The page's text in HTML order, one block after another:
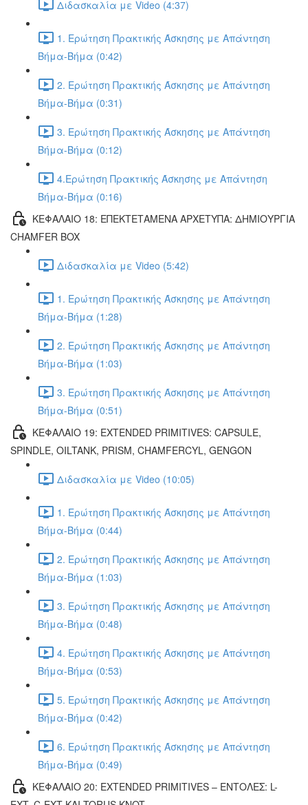
Διδασκαλία με Video (4:37)
1. Ερώτηση Πρακτικής Άσκησης με Απάντηση
Βήμα-Βήμα (0:42)
2. Ερώτηση Πρακτικής Άσκησης με Απάντηση
Βήμα-Βήμα (0:31)
3. Ερώτηση Πρακτικής Άσκησης με Απάντηση
Βήμα-Βήμα (0:12)
4.Ερώτηση Πρακτικής Άσκησης με Απάντηση
Βήμα-Βήμα (0:16)
ΚΕΦΑΛΑΙΟ 18: ΕΠΕΚΤΕΤΑΜΕΝΑ ΑΡΧΕΤΥΠΑ: ΔΗΜΙΟΥΡΓΙΑ
CHAMFER BOX
Διδασκαλία με Video (5:42)
1. Ερώτηση Πρακτικής Άσκησης με Απάντηση
Βήμα-Βήμα (1:28)
2. Ερώτηση Πρακτικής Άσκησης με Απάντηση
Βήμα-Βήμα (1:03)
3. Ερώτηση Πρακτικής Άσκησης με Απάντηση
Βήμα-Βήμα (0:51)
ΚΕΦΑΛΑΙΟ 19: EXTENDED PRIMITIVES: CAPSULE,
SPINDLE, OILTANK, PRISM, CHAMFERCYL, GENGON
Διδασκαλία με Video (10:05)
1. Ερώτηση Πρακτικής Άσκησης με Απάντηση
Βήμα-Βήμα (0:44)
2. Ερώτηση Πρακτικής Άσκησης με Απάντηση
Βήμα-Βήμα (1:03)
3. Ερώτηση Πρακτικής Άσκησης με Απάντηση
Βήμα-Βήμα (0:48)
4. Ερώτηση Πρακτικής Άσκησης με Απάντηση
Βήμα-Βήμα (0:53)
5. Ερώτηση Πρακτικής Άσκησης με Απάντηση
Βήμα-Βήμα (0:42)
6. Ερώτηση Πρακτικής Άσκησης με Απάντηση
Βήμα-Βήμα (0:49)
ΚΕΦΑΛΑΙΟ 20: EXTENDED PRIMITIVES – ΕΝΤΟΛΕΣ: L-